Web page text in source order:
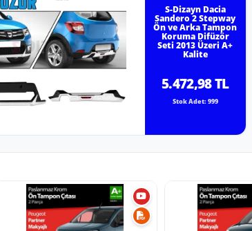
S-Dizayn Dacia
Sandero 2 Stepway
Ön ve Arka Tampon
Koruma Difüzör
Seti 2013 Üzeri A+
Kalite
5.472,98 TL
Stok Adet: 999